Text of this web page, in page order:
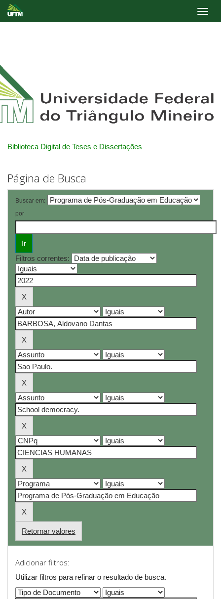
Biblioteca Digital de Teses e Dissertações
Página de Busca
Buscar em:
por
Filtros correntes:
Retornar valores
Adicionar filtros:
Utilizar filtros para refinar o resultado de busca.